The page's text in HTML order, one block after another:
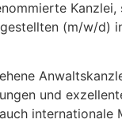
(m/w/d)
und
internationale